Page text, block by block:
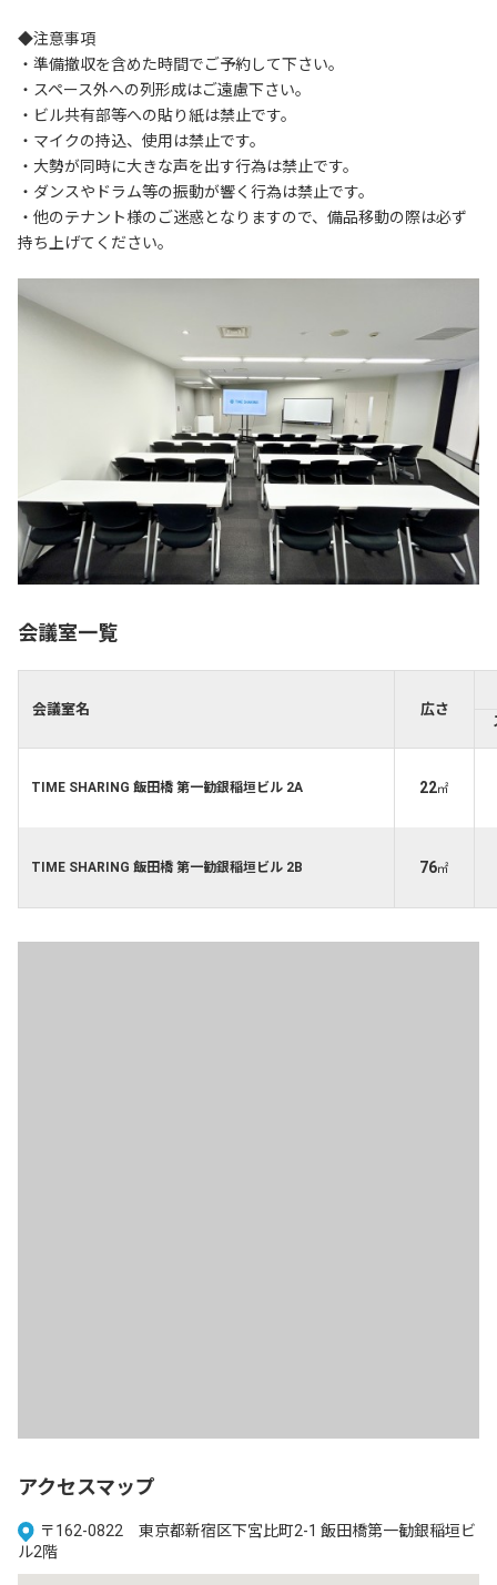
◆注意事項
・準備撤収を含めた時間でご予約して下さい。
・スペース外への列形成はご遠慮下さい。
・ビル共有部等への貼り紙は禁止です。
・マイクの持込、使用は禁止です。
・大勢が同時に大きな声を出す行為は禁止です。
・ダンスやドラム等の振動が響く行為は禁止です。
・他のテナント様のご迷惑となりますので、備品移動の際は必ず
持ち上げてください。
会議室一覧
会議室名 広さ
TIME SHARING 飯田橋 第一勧銀稲垣ビル 2A 22㎡
TIME SHARING 飯田橋 第一勧銀稲垣ビル 2B 76㎡
アクセスマップ
〒162-0822 東京都新宿区下宮比町2-1 飯田橋第一勧銀稲垣ビ
ル2階